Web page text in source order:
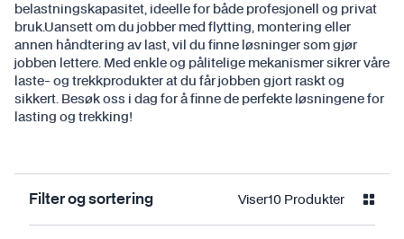
belastningskapasitet, ideelle for både profesjonell og privat
bruk.Uansett om du jobber med flytting, montering eller
annen håndtering av last, vil du finne løsninger som gjør
jobben lettere. Med enkle og pålitelige mekanismer sikrer våre
laste- og trekkprodukter at du får jobben gjort raskt og
sikkert. Besøk oss i dag for å finne de perfekte løsningene for
lasting og trekking!
Filter og sortering Viser10 Produkter